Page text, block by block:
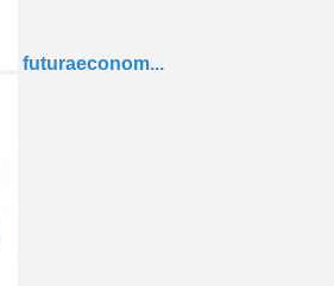
futuraeconom...